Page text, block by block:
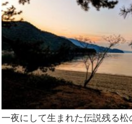
一夜にして生まれた伝説残る